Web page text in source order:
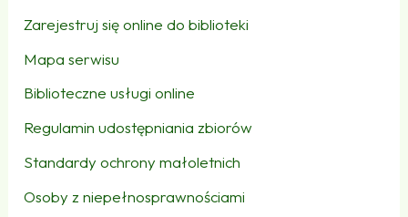
Zarejestruj się online do biblioteki
Mapa serwisu
Biblioteczne usługi online
Regulamin udostępniania zbiorów
Standardy ochrony małoletnich
Osoby z niepełnosprawnościami